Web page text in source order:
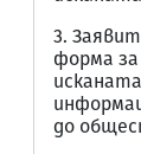
3.
форма
до